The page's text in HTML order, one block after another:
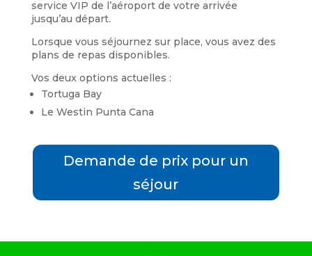
service VIP de l’aéroport de votre arrivée
jusqu’au départ.
Lorsque vous séjournez sur place, vous avez des
plans de repas disponibles.
Vos deux options actuelles :
Tortuga Bay
Le Westin Punta Cana
Demande de prix pour un
séjour